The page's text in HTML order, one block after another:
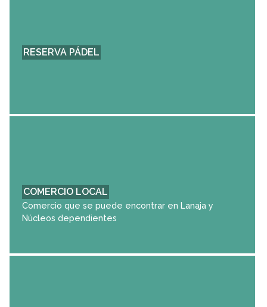
RESERVA PÁDEL
COMERCIO LOCAL
Comercio que se puede encontrar en Lanaja y
Núcleos dependientes